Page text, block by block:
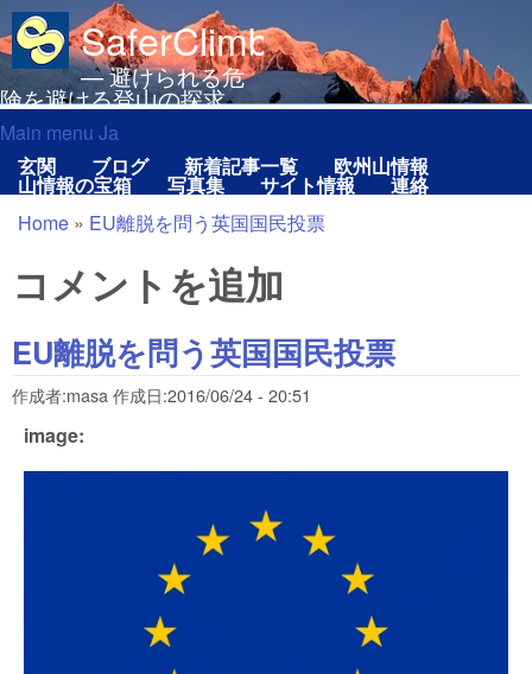
メインコンテンツに移動
SaferClimbing.org
— 避けられる危
険を避ける登山の探求
Main menu Ja
Main menu Ja
玄関
ブログ 新着記事一覧 欧州山情報
山情報の宝箱 写真集 サイト情報 連絡
現在地
Home » EU離脱を問う英国国民投票
コメントを追加
EU離脱を問う英国国民投票
作成者:masa作成日:2016/06/24 - 20:51
image: